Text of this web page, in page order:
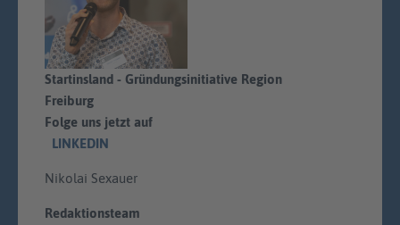
Startinsland - Gründungsinitiative Region
Freiburg
Folge uns jetzt auf
LINKEDIN
Nikolai Sexauer
Redaktionsteam